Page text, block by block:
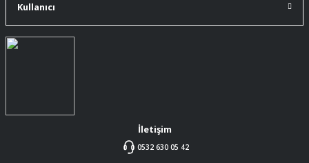
Kullanıcı
İletişim
0532 630 05 42